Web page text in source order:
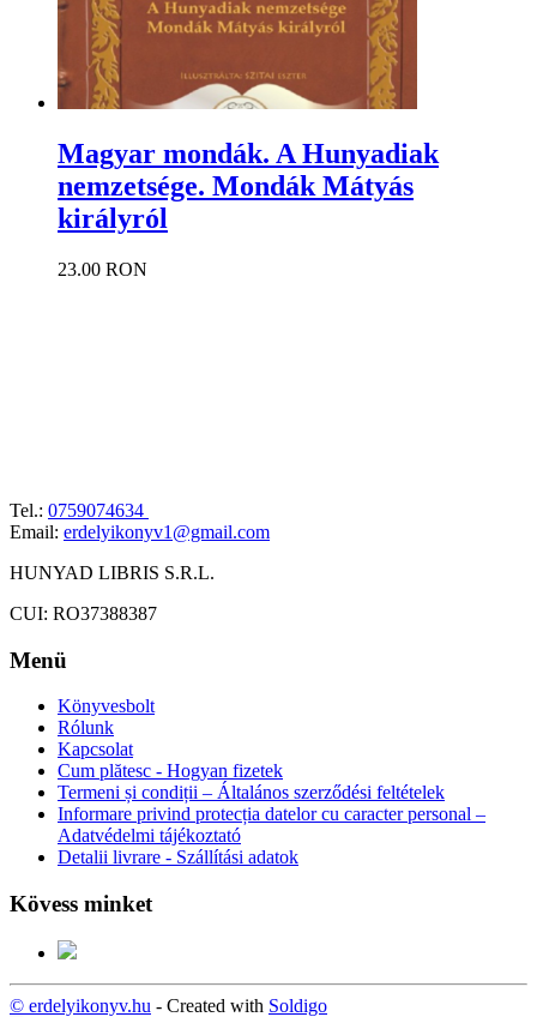
Magyar mondák. A Hunyadiak
nemzetsége. Mondák Mátyás
királyról
23.00 RON
Tel.: 0759074634
Email: erdelyikonyv1@gmail.com
HUNYAD LIBRIS S.R.L.
CUI: RO37388387
Menü
Könyvesbolt
Rólunk
Kapcsolat
Cum plătesc - Hogyan fizetek
Termeni și condiții – Általános szerződési feltételek
Informare privind protecția datelor cu caracter personal –
Adatvédelmi tájékoztató
Detalii livrare - Szállítási adatok
Kövess minket
© erdelyikonyv.hu - Created with Soldigo